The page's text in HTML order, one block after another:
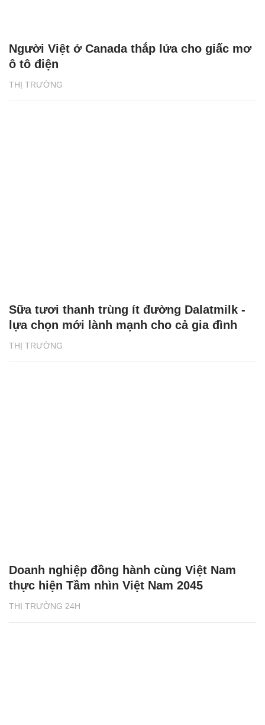
THỊ TRƯỜNG
Người Việt ở Canada thắp lửa cho giấc mơ
ô tô điện
THỊ TRƯỜNG
Sữa tươi thanh trùng ít đường Dalatmilk -
lựa chọn mới lành mạnh cho cả gia đình
THỊ TRƯỜNG 24H
Doanh nghiệp đồng hành cùng Việt Nam
thực hiện Tầm nhìn Việt Nam 2045